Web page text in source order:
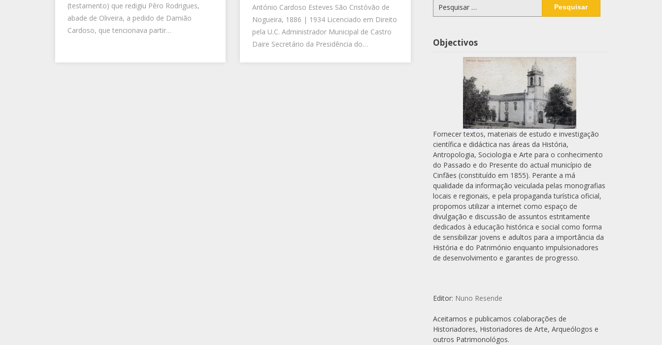
(testamento) que redigiu Pêro Rodrigues,
abade de Oliveira, a pedido de Damião
Cardoso, que tencionava partir…
António Cardoso Esteves São Cristóvão de
Nogueira, 1886 | 1934 Licenciado em Direito
pela U.C. Administrador Municipal de Castro
Daire Secretário da Presidência do…
por:
Objectivos
Fornecer textos, materiais de estudo e investigação
científica e didáctica nas áreas da História,
Antropologia, Sociologia e Arte para o conhecimento
do Passado e do Presente do actual município de
Cinfães (constituído em 1855). Perante a má
qualidade da informação veiculada pelas monografias
locais e regionais, e pela propaganda turística oficial,
propomos utilizar a internet como espaço de
divulgação e discussão de assuntos estritamente
dedicados à educação histórica e social como forma
de sensibilizar jovens e adultos para a importância da
História e do Património enquanto impulsionadores
de desenvolvimento e garantes de progresso.
Editor: Nuno Resende
Aceitamos e publicamos colaborações de
Historiadores, Historiadores de Arte, Arqueólogos e
outros Patrimonológos.